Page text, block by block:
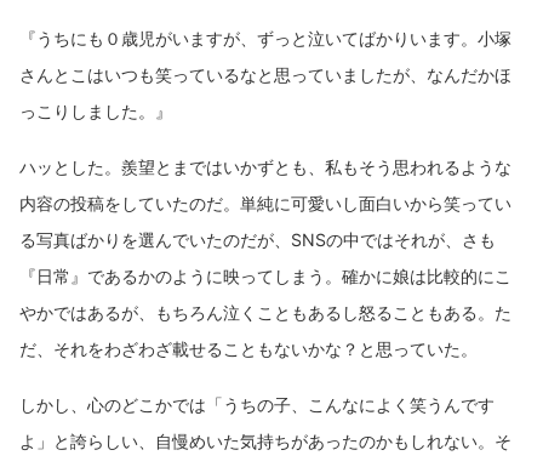
『うちにも０歳児がいますが、ずっと泣いてばかりいます。小塚
さんとこはいつも笑っているなと思っていましたが、なんだかほ
っこりしました。』
ハッとした。羨望とまではいかずとも、私もそう思われるような
内容の投稿をしていたのだ。単純に可愛いし面白いから笑ってい
る写真ばかりを選んでいたのだが、SNSの中ではそれが、さも
『日常』であるかのように映ってしまう。確かに娘は比較的にこ
やかではあるが、もちろん泣くこともあるし怒ることもある。た
だ、それをわざわざ載せることもないかな？と思っていた。
しかし、心のどこかでは「うちの子、こんなによく笑うんです
よ」と誇らしい、自慢めいた気持ちがあったのかもしれない。そ